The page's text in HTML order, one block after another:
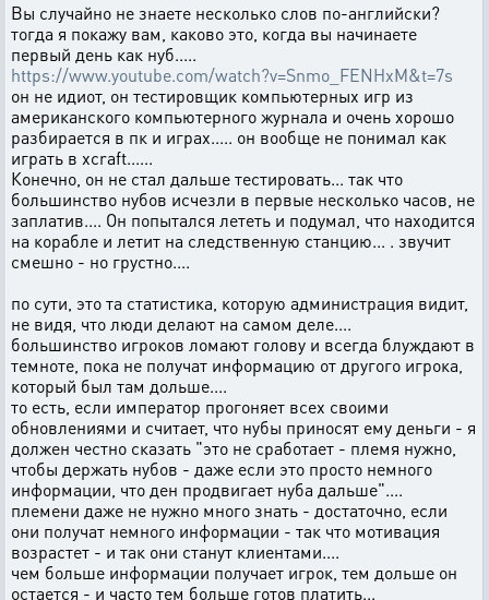
Вы случайно не знаете несколько слов по-английски?
тогда я покажу вам, каково это, когда вы начинаете
первый день как нуб.....
https://www.youtube.com/watch?v=Snmo_FENHxM&t=7s
он не идиот, он тестировщик компьютерных игр из
американского компьютерного журнала и очень хорошо
разбирается в пк и играх..... он вообще не понимал как
играть в xcraft......
Конечно, он не стал дальше тестировать... так что
большинство нубов исчезли в первые несколько часов, не
заплатив.... Он попытался лететь и подумал, что находится
на корабле и летит на следственную станцию... . звучит
смешно - но грустно....
по сути, это та статистика, которую администрация видит,
не видя, что люди делают на самом деле....
большинство игроков ломают голову и всегда блуждают в
темноте, пока не получат информацию от другого игрока,
который был там дольше....
то есть, если император прогоняет всех своими
обновлениями и считает, что нубы приносят ему деньги - я
должен честно сказать "это не сработает - племя нужно,
чтобы держать нубов - даже если это просто немного
информации, что ден продвигает нуба дальше"....
племени даже не нужно много знать - достаточно, если
они получат немного информации - так что мотивация
возрастет - и так они станут клиентами....
чем больше информации получает игрок, тем дольше он
остается - и часто тем больше готов платить...